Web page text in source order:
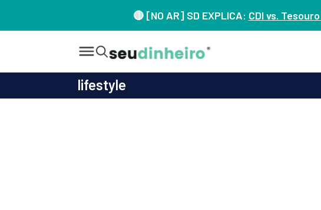
🔴 [NO AR] SD EXPLICA: CDI vs.
lifestyle